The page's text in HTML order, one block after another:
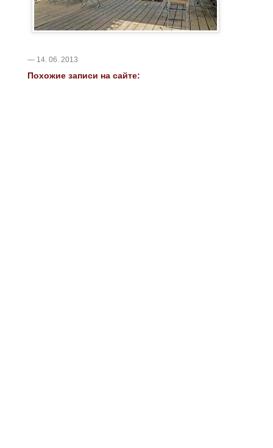
— 14. 06. 2013
Похожие записи на сайте: